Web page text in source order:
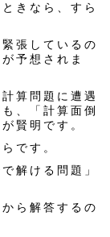
きなら、すら
張しているの
予想されま
算問題に遭遇
、「計算面倒
賢明です。
です。
解ける問題」
ら解答するの